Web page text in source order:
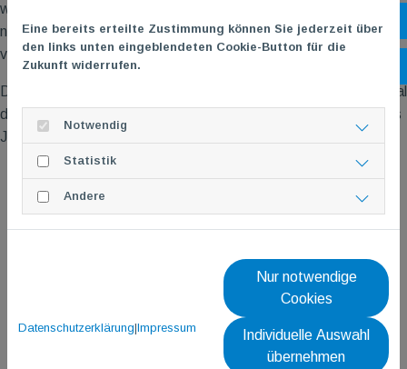
wir hatten richtig Spaß. Wie so oft war die Mixed-Mannschaft
nicht ganz so erfolgreich, schaffte aber auch immerhin Rang 7
von 12 Mannschaften.
Die Edenkobener hatten sich in den letzten 26 Jahren nur einmal
durch Covid abhalten lassen, ihr Turnier auszurichten. Nächstes
Jahr wird es deshalb sicher wieder stattfinden.
Eine bereits erteilte Zustimmung können Sie jederzeit über
den links unten eingeblendeten Cookie-Button für die
Zukunft widerrufen.
Notwendig
Statistik
Andere
Datenschutzerklärung|Impressum
Nur notwendige
Cookies
Individuelle Auswahl
übernehmen